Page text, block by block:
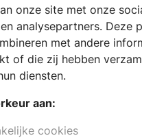
onze site met onze
analysepartners. Deze
met andere
of die zij hebben
diensten.
aan:
cookies